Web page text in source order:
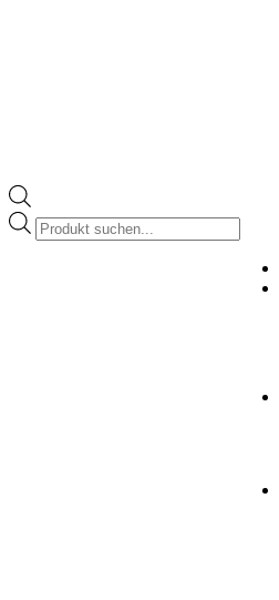
Products
search